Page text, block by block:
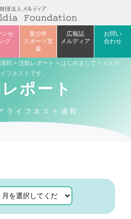
ンセ
グ
青少年
スポーツ支
援
広報誌
メルディア
お問い
合わせ
和 > 活動レポート > はじめまして！メルデ
フネストです。
ポート
ライフネスト浦和